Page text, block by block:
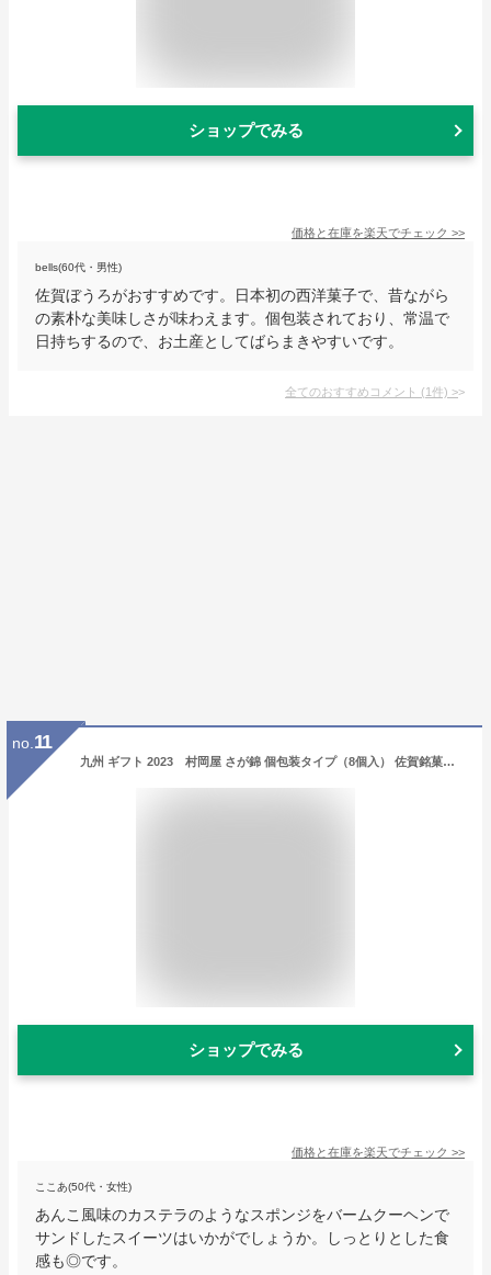
ショップでみる
価格と在庫を楽天でチェック >>
bells(60代・男性)
佐賀ぼうろがおすすめです。日本初の西洋菓子で、昔ながら
の素朴な美味しさが味わえます。個包装されており、常温で
日持ちするので、お土産としてばらまきやすいです。
全てのおすすめコメント (1件) >
no. 11
九州 ギフト 2023 村岡屋 さが錦 個包装タイプ（8個入） 佐賀銘菓【モンドセレクション4年連続金賞受賞】佐賀錦【佐賀土産】I70Z11【常温】
ショップでみる
価格と在庫を楽天でチェック >>
ここあ(50代・女性)
あんこ風味のカステラのようなスポンジをバームクーヘンで
サンドしたスイーツはいかがでしょうか。しっとりとした食
感も◎です。